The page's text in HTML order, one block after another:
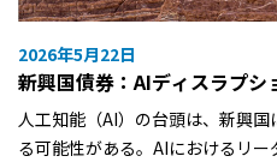
2026年5月22日
新興国債券：AIディスラプ
人工知能（AI）の台頭は、新興
る可能性がある。AIにおけるリ